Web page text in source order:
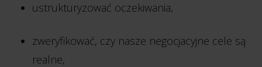
ustrukturyzować oczekiwania,
zweryfikować, czy nasze negocjacyjne cele są
realne,